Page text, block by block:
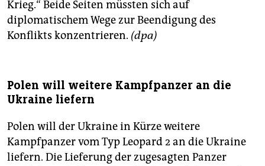
Krieg.“ Beide Seiten müssten sich auf
diplomatischem Wege zur Beendigung des
Konflikts konzentrieren. (dpa)
Polen will weitere Kampfpanzer an die
Ukraine liefern
Polen will der Ukraine in Kürze weitere
Kampfpanzer vom Typ Leopard 2 an die Ukraine
liefern. Die Lieferung der zugesagten Panzer